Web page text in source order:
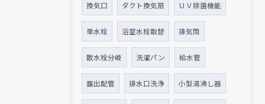
換気口 ダクト換気扇 ＵＶ除菌機能
単水栓 浴室水栓取替 排気筒
散水栓分岐 洗濯パン 給水管
露出配管 排水口洗浄 小型湯沸し器